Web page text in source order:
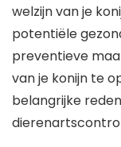
welzijn van je
potentiële
preventieve
van je konijn te
belangrijke